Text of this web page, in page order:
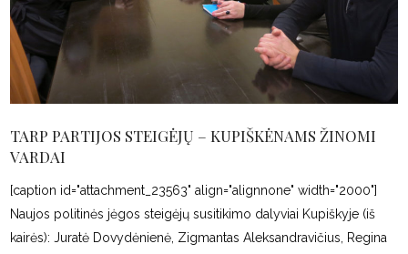
TARP PARTIJOS STEIGĖJŲ – KUPIŠKĖNAMS ŽINOMI
VARDAI
[caption id="attachment_23563" align="alignnone" width="2000"]
Naujos politinės jėgos steigėjų susitikimo dalyviai Kupiškyje (iš
kairės): Juratė Dovydėnienė, Zigmantas Aleksandravičius, Regina